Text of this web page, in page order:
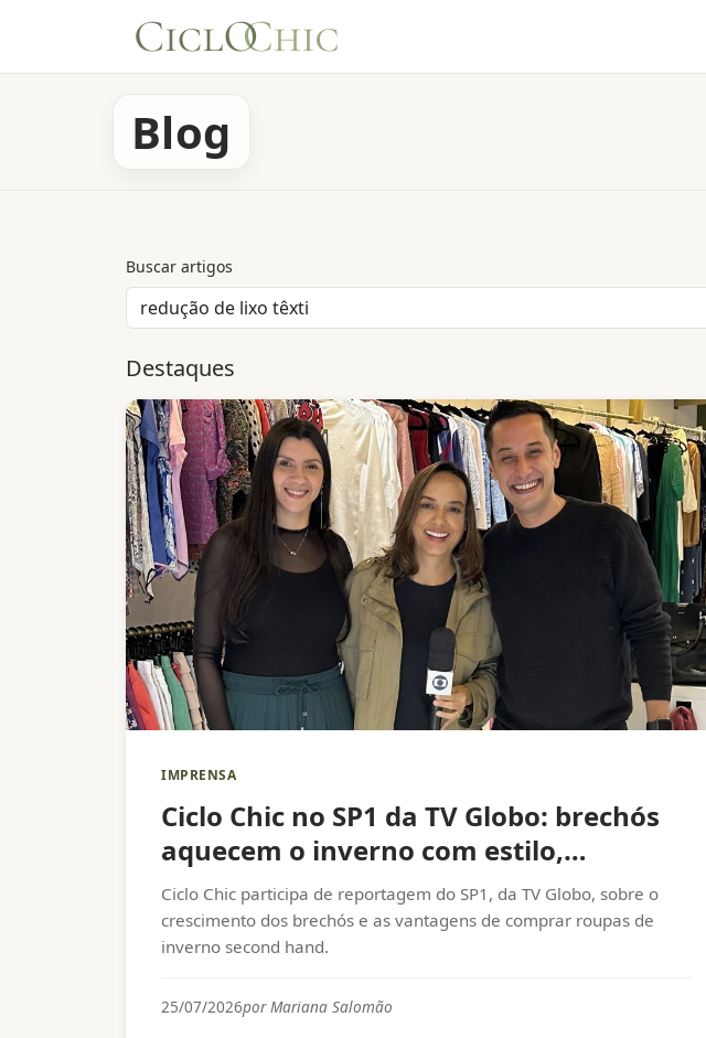
Blog
Buscar artigos
Destaques
IMPRENSA
Ciclo Chic no SP1 da TV Globo: brechós
aquecem o inverno com estilo,
economia e propósito
Ciclo Chic participa de reportagem do SP1, da TV Globo, sobre o
crescimento dos brechós e as vantagens de comprar roupas de
inverno second hand.
25/07/2026por Mariana Salomão